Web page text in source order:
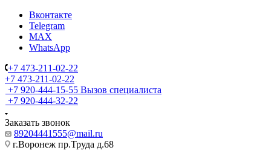
Вконтакте
Telegram
MAX
WhatsApp
+7 473-211-02-22
+7 473-211-02-22
+7 920-444-15-55 Вызов специалиста
+7 920-444-32-22
Заказать звонок
89204441555@mail.ru
г.Воронеж пр.Труда д.68